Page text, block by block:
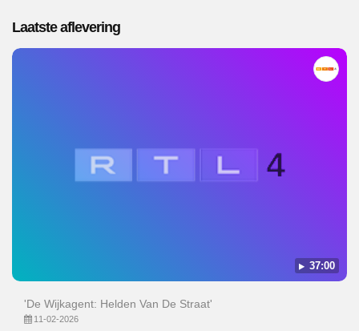
Laatste aflevering
37:00
'De Wijkagent: Helden Van De Straat'
11-02-2026